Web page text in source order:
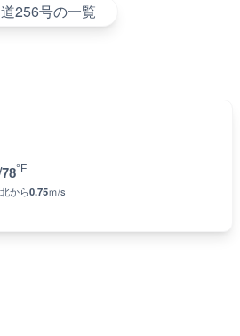
256号の一覧
78°F
北から0.75ｍ/s